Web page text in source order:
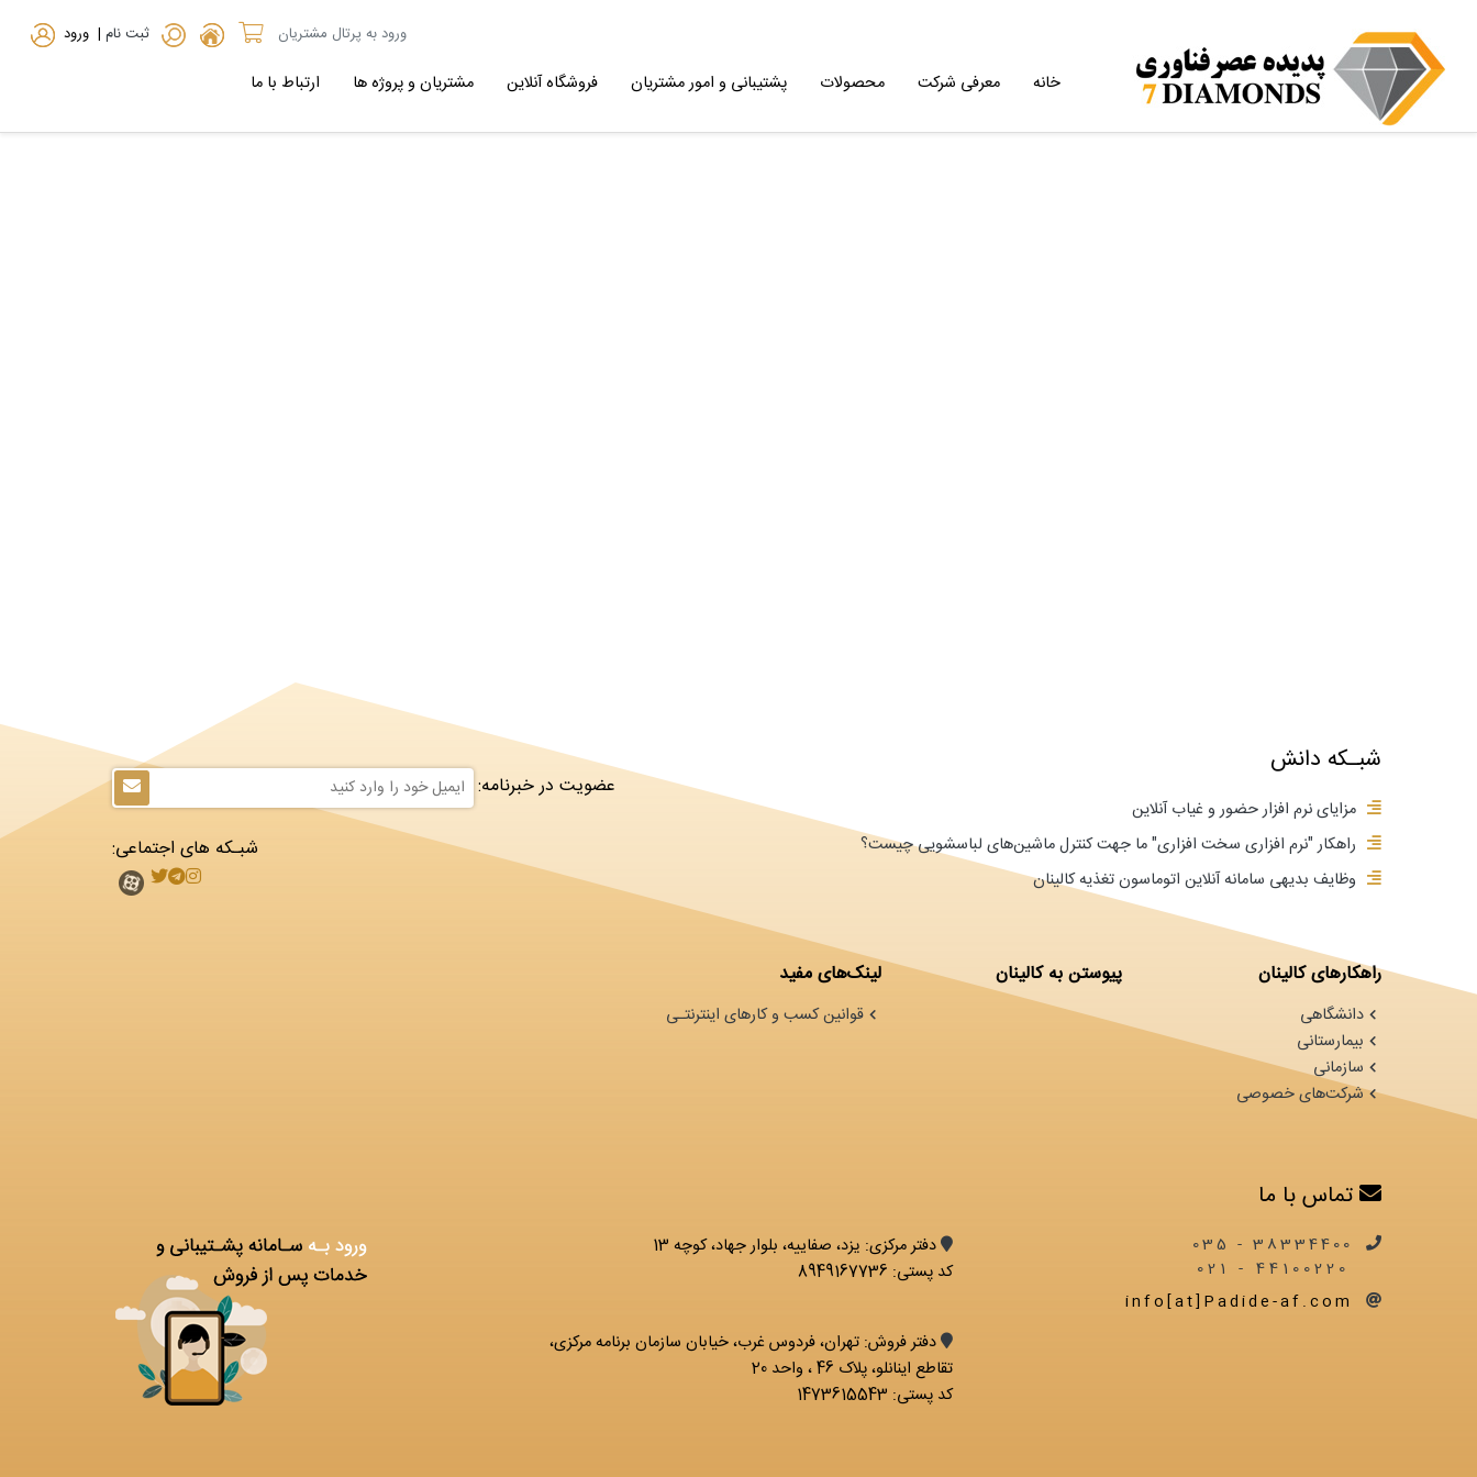
ثبت نام | ورود ورود به پرتال مشتریان
خانه معرفی شرکت محصولات پشتیبانی و امور مشتریان فروشگاه آنلاین مشتریان و پروژه ها ارتباط با ما
شبـکه دانش
مزایای نرم افزار حضور و غیاب آنلاین
راهکار "نرم افزاری سخت افزاری" ما جهت کنترل ماشین‌های لباسشویی چیست؟
وظایف بدیهی سامانه آنلاین اتوماسون تغذیه کالینان
عضویت در خبرنامه:
شبـکه های اجتماعی:
راهکارهای کالینان
دانشگاهی
بیمارستانی
سازمانی
شرکت‌های خصوصی
پیوستن به کالینان لینک‌های مفید
قوانین کسب و کارهای اینترنتـی
تماس با ما
38334400 - 035
info[at]Padide-af.com
دفتر مرکزی: يزد، صفاییه، بلوار جهاد، کوچه 13
کد پستی: 8949167736
دفتر فروش: تهران، فردوس غرب، خیابان سازمان برنامه مرکزی،
تقاطع اینانلو، پلاک 46 ، واحد 20
کد پستی: 1473615543